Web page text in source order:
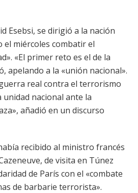
Esebsi, se dirigió a la nación
miércoles combatir el
«El primer reto es el de la
apelando a la «unión nacional».
real contra el terrorismo
unidad nacional ante la
añadió en un discurso
recibido al ministro francés
de visita en Túnez
de París con el «combate
de barbarie terrorista».